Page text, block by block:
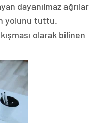
dayanılmaz ağrılar
yolunu tuttu.
olarak bilinen